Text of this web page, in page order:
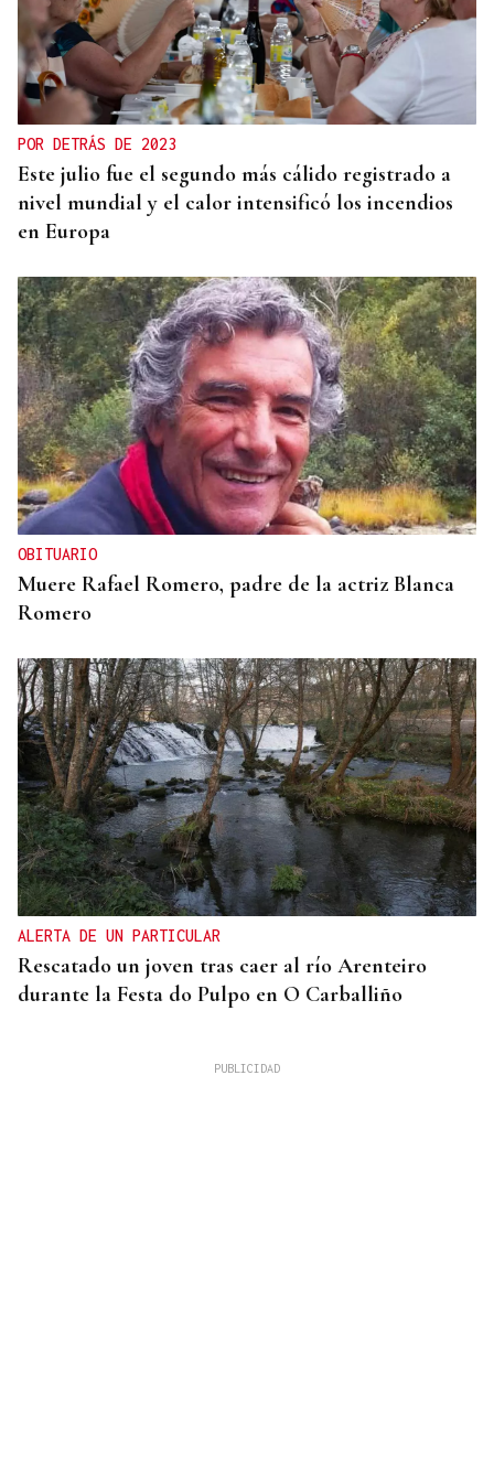
METÁSTASIS
El hijo de Joe Biden informa que el cáncer de su
padre “va más allá de los huesos”
POR DETRÁS DE 2023
Este julio fue el segundo más cálido registrado a
nivel mundial y el calor intensificó los incendios
en Europa
OBITUARIO
Muere Rafael Romero, padre de la actriz Blanca
Romero
ALERTA DE UN PARTICULAR
Rescatado un joven tras caer al río Arenteiro
durante la Festa do Pulpo en O Carballiño